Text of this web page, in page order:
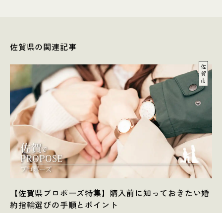
佐賀県の関連記事
佐
賀
市
【佐賀県プロポーズ特集】購入前に知っておきたい婚
約指輪選びの手順とポイント